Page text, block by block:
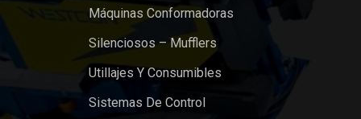
Máquinas Conformadoras
Silenciosos – Mufflers
Utillajes Y Consumibles
Sistemas De Control